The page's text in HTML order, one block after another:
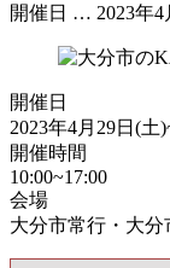
開催日 … 2023年4
開催日
2023年4月29日(土
開催時間
10:00~17:00
会場
大分市常行・大分